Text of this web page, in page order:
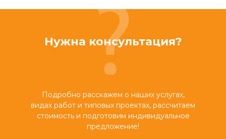
Нужна консультация?
Подробно расскажем о наших услугах,
видах работ и типовых проектах, рассчитаем
стоимость и подготовим индивидуальное
предложение!